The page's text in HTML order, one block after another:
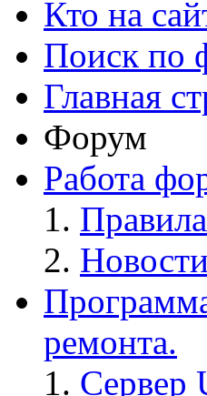
Кто на
Поиск по
Главная
Форум
Работа
ремонта.
Сервер